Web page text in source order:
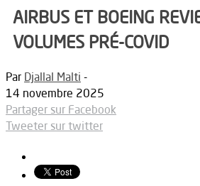
AIRBUS ET BOEING
VOLUMES PRÉ-COVID
Par Djallal Malti -
14 novembre 2025
Partager sur Facebook
Tweeter sur twitter